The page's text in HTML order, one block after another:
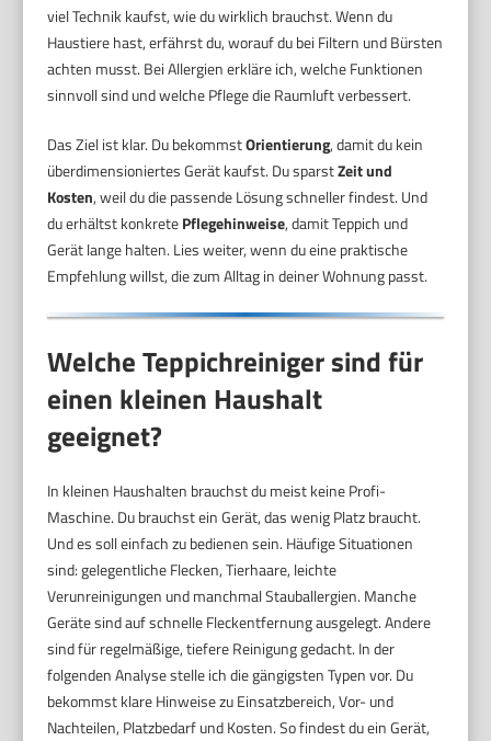
viel Technik kaufst, wie du wirklich brauchst. Wenn du
Haustiere hast, erfährst du, worauf du bei Filtern und Bürsten
achten musst. Bei Allergien erkläre ich, welche Funktionen
sinnvoll sind und welche Pflege die Raumluft verbessert.
Das Ziel ist klar. Du bekommstOrientierung, damit du kein
überdimensioniertes Gerät kaufst. Du sparstZeit und
Kosten, weil du die passende Lösung schneller findest. Und
du erhältst konkretePflegehinweise, damit Teppich und
Gerät lange halten. Lies weiter, wenn du eine praktische
Empfehlung willst, die zum Alltag in deiner Wohnung passt.
Welche Teppichreiniger sind für
einen kleinen Haushalt
geeignet?
In kleinen Haushalten brauchst du meist keine Profi-
Maschine. Du brauchst ein Gerät, das wenig Platz braucht.
Und es soll einfach zu bedienen sein. Häufige Situationen
sind: gelegentliche Flecken, Tierhaare, leichte
Verunreinigungen und manchmal Stauballergien. Manche
Geräte sind auf schnelle Fleckentfernung ausgelegt. Andere
sind für regelmäßige, tiefere Reinigung gedacht. In der
folgenden Analyse stelle ich die gängigsten Typen vor. Du
bekommst klare Hinweise zu Einsatzbereich, Vor- und
Nachteilen, Platzbedarf und Kosten. So findest du ein Gerät,